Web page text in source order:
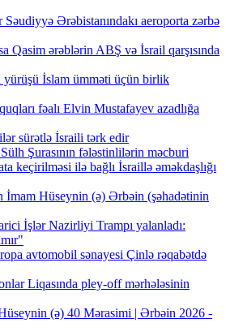
Səudiyyə Ərəbistanındakı aeroporta zərbə
Qasim ərəblərin ABŞ və İsrail qarşısında
İslam ümməti üçün birlik
fəalı Elvin Mustafayev azadlığa
sürətlə İsraili tərk edir
Şurasının fələstinlilərin məcburi
keçirilməsi ilə bağlı İsraillə əməkdaşlığı
İmam Hüseynin (ə) Ərbəin (şəhadətinin
İşlər Nazirliyi Trampı yalanladı:
avtomobil sənayesi Çinlə rəqabətdə
Liqasında pley-off mərhələsinin
(ə) 40 Mərasimi | Ərbəin 2026 -